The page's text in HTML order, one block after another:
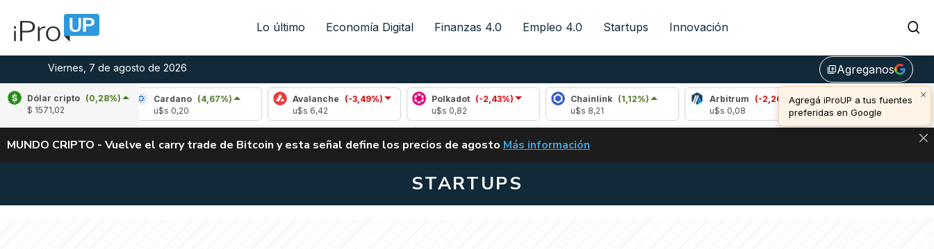
Lo último Economía Digital Finanzas 4.0 Empleo 4.0 Startups Innovación
Viernes, 7 de agosto de 2026 library_addAgreganos
×
Agregá iProUP a tus fuentes
preferidas en Google
Dólar cripto (0,28%)
$ 1571,02
(-1,17%)
Cardano
(4,67%)
Avalanche (-3,49%)
Polkadot
(-2,43%)
Chainlink
(1,12%)
Arbitrum (-2,26%)
Bitcoin (-0,32%)
u$s 64.288,00
ALERTA
MUNDO CRIPTO - Vuelve el carry trade de Bitcoin y esta señal define los precios de agosto VUELVE EL CARRY TRADE DE BITCOIN Y ESTA SEÑAL DEFINE LOS PRECIOS DE
Más información
STARTUPS